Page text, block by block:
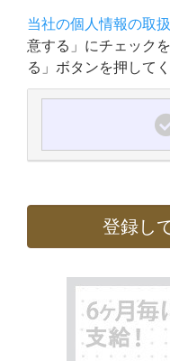
当社の個人情報の取扱
意する」にチェック
る」ボタンを押してく